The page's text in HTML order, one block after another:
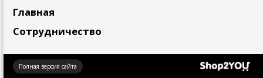
Главная
Сотрудничество
Полная версия сайта